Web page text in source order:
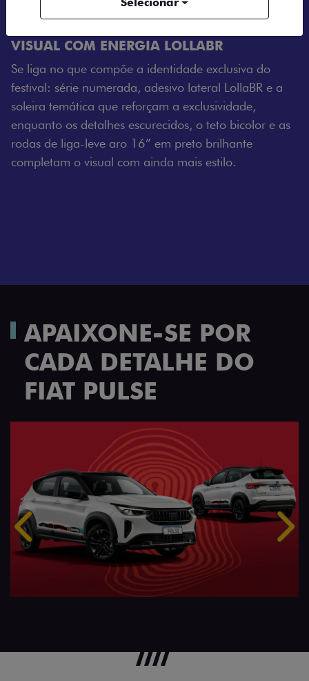
VISUAL COM ENERGIA LOLLABR
Se liga no que compõe a identidade exclusiva do
festival: série numerada, adesivo lateral LollaBR e a
soleira temática que reforçam a exclusividade,
enquanto os detalhes escurecidos, o teto bicolor e as
rodas de liga-leve aro 16” em preto brilhante
completam o visual com ainda mais estilo.
Previous
Next
APAIXONE-SE POR
CADA DETALHE DO
FIAT PULSE
Anterior